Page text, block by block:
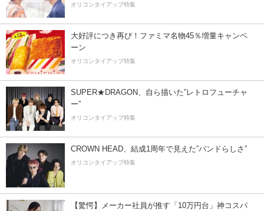
オリコンタイアップ特集
大好評につき再び！ファミマ名物45％増量キャンペ
ーン
オリコンタイアップ特集
SUPER★DRAGON、自ら描いた”レトロフューチャ
ー”
オリコンタイアップ特集
CROWN HEAD、結成1周年で見えた”バンドらしさ”
オリコンタイアップ特集
【驚愕】メーカー社員が推す「10万円台」神コスパ